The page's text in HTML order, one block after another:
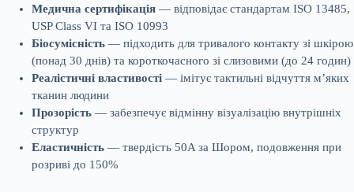
Медична сертифікація — відповідає стандартам ISO 13485,
USP Class VI та ISO 10993
Біосумісність — підходить для тривалого контакту зі шкірою
(понад 30 днів) та короткочасного зі слизовими (до 24 годин)
Реалістичні властивості — імітує тактильні відчуття м’яких
тканин людини
Прозорість — забезпечує відмінну візуалізацію внутрішніх
структур
Еластичність — твердість 50A за Шором, подовження при
розриві до 150%